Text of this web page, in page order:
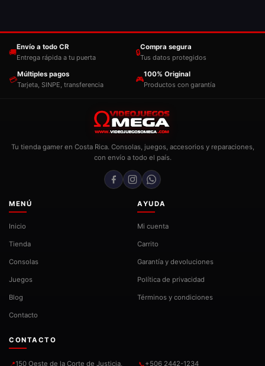
🚚
Envío a todo CR
Entrega rápida a tu puerta
🔒
Compra segura
Tus datos protegidos
💳
Múltiples pagos
Tarjeta, SINPE, transferencia
🎮
100% Original
Productos con garantía
Tu tienda gamer en Costa Rica. Consolas, juegos, accesorios y reparaciones,
con envío a todo el país.
MENÚ
Inicio
Tienda
Consolas
Juegos
Blog
Contacto
AYUDA
Mi cuenta
Carrito
Garantía y devoluciones
Política de privacidad
Términos y condiciones
CONTACTO
150 Oeste de la Corte de Justicia, +506 2442-1234